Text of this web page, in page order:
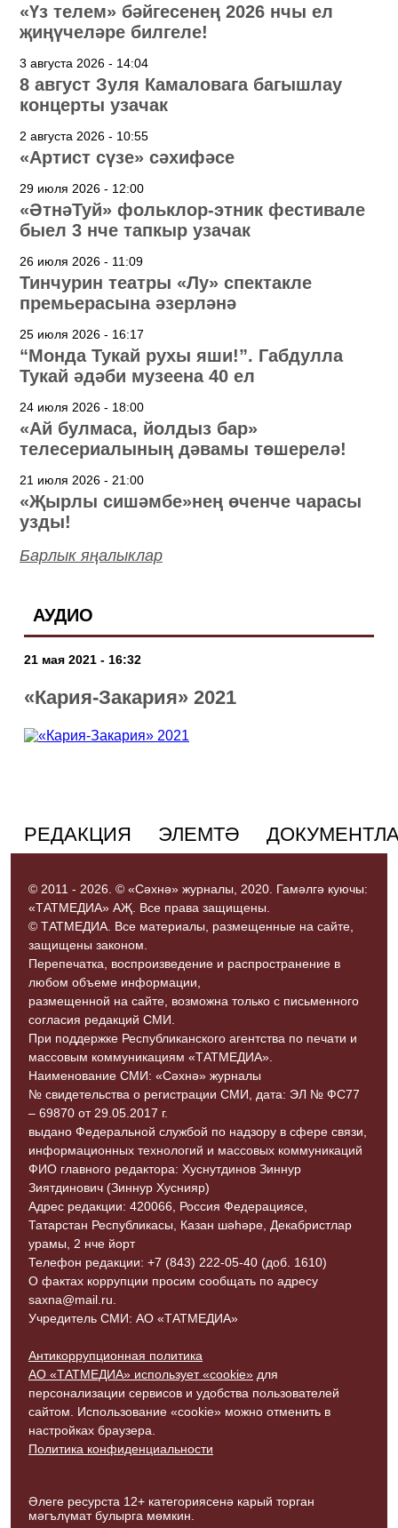
«Үз телем» бәйгесенең 2026 нчы ел
җиңүчеләре билгеле!
3 августа 2026 - 14:04
8 август Зуля Камаловага багышлау
концерты узачак
2 августа 2026 - 10:55
«Артист сүзе» сәхифәсе
29 июля 2026 - 12:00
«ӘтнәТуй» фольклор-этник фестивале
быел 3 нче тапкыр узачак
26 июля 2026 - 11:09
Тинчурин театры «Лу» спектакле
премьерасына әзерләнә
25 июля 2026 - 16:17
“Монда Тукай рухы яши!”. Габдулла
Тукай әдәби музеена 40 ел
24 июля 2026 - 18:00
«Ай булмаса, йолдыз бар»
телесериалының дәвамы төшерелә!
21 июля 2026 - 21:00
«Җырлы сишәмбе»нең өченче чарасы
узды!
Барлык яңалыклар
АУДИО
21 мая 2021 - 16:32
«Кария-Закария» 2021
РЕДАКЦИЯ ЭЛЕМТӘ
© 2011 - 2026. © «Сәхнә» журналы, 2020. Гамәлгә куючы:
«ТАТМЕДИА» АҖ. Все права защищены.
© ТАТМЕДИА. Все материалы, размещенные на сайте,
защищены законом.
Перепечатка, воспроизведение и распространение в
любом объеме информации,
размещенной на сайте, возможна только с письменного
согласия редакций СМИ.
При поддержке Республиканского агентства по печати и
массовым коммуникациям «ТАТМЕДИА».
Наименование СМИ: «Сәхнә» журналы
№ свидетельства о регистрации СМИ, дата: ЭЛ № ФС77
– 69870 от 29.05.2017 г.
выдано Федеральной службой по надзору в сфере связи,
информационных технологий и массовых коммуникаций
ФИО главного редактора: Хуснутдинов Зиннур
Зиятдинович (Зиннур Хуснияр)
Адрес редакции: 420066, Россия Федерациясе,
Татарстан Республикасы, Казан шәһәре, Декабристлар
урамы, 2 нче йорт
Телефон редакции: +7 (843) 222-05-40 (доб. 1610)
О фактах коррупции просим сообщать по адресу
saxna@mail.ru.
Учредитель СМИ: АО «ТАТМЕДИА»
Антикоррупционная политика
АО «ТАТМЕДИА» использует «cookie» для
персонализации сервисов и удобства пользователей
сайтом. Использование «cookie» можно отменить в
настройках браузера.
Политика конфиденциальности
Әлеге ресурста 12+ категориясенә карый торган
мәгълүмат булырга мөмкин.